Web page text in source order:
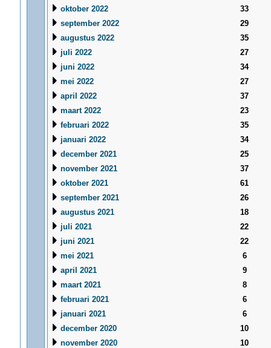
oktober 2022
33
september 2022
29
augustus 2022
35
juli 2022
27
juni 2022
34
mei 2022
27
april 2022
37
maart 2022
23
februari 2022
35
januari 2022
34
december 2021
25
november 2021
37
oktober 2021
61
september 2021
26
augustus 2021
18
juli 2021
22
juni 2021
22
mei 2021
6
april 2021
9
maart 2021
8
februari 2021
6
januari 2021
6
december 2020
10
november 2020
10